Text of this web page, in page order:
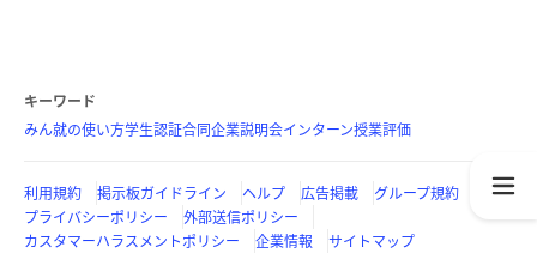
キーワード
みん就の使い方学生認証合同企業説明会インターン授業評価
利用規約 掲示板ガイドライン ヘルプ 広告掲載
グループ規約
プライバシーポリシー
外部送信ポリシー
カスタマーハラスメントポリシー
企業情報 サイトマップ